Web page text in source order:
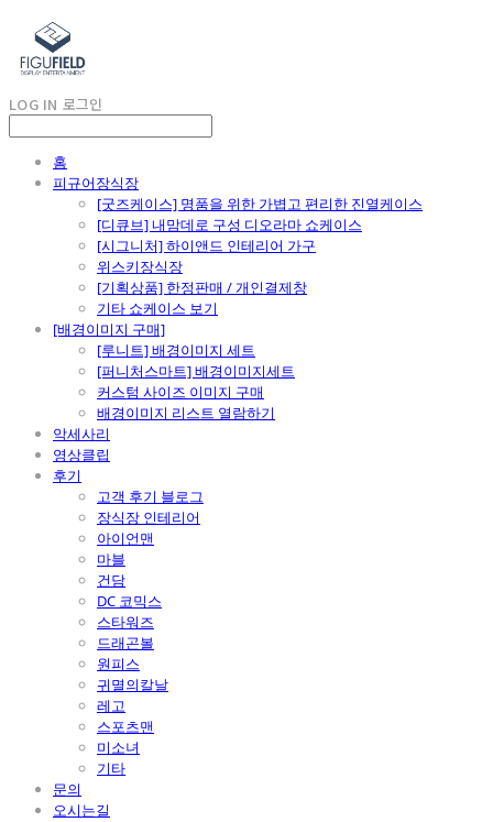
LOG IN 로그인
홈
피규어장식장
[굿즈케이스] 명품을 위한 가볍고 편리한 진열케이스
[디큐브] 내맘데로 구성 디오라마 쇼케이스
[시그니처] 하이앤드 인테리어 가구
위스키장식장
[기획상품] 한정판매 / 개인결제창
기타 쇼케이스 보기
[배경이미지 구매]
[루니트] 배경이미지 세트
[퍼니처스마트] 배경이미지세트
커스텀 사이즈 이미지 구매
배경이미지 리스트 열람하기
악세사리
영상클립
후기
고객 후기 블로그
장식장 인테리어
아이언맨
마블
건담
DC 코믹스
스타워즈
드래곤볼
원피스
귀멸의칼날
레고
스포츠맨
미소녀
기타
문의
오시는길